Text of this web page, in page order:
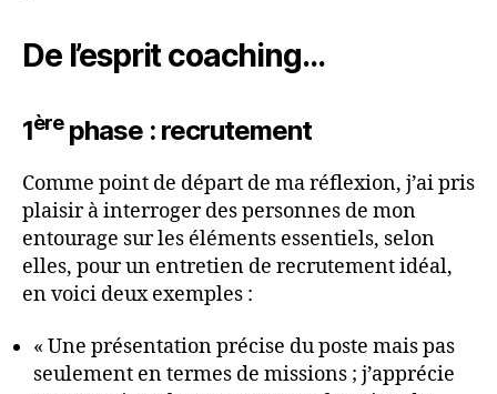
De l’esprit coaching…
1èrephase : recrutement
Comme point de départ de ma réflexion, j’ai pris
plaisir à interroger des personnes de mon
entourage sur les éléments essentiels, selon
elles, pour un entretien de recrutement idéal,
en voici deux exemples :
« Une présentation précise du poste mais pas
seulement en termes de missions ; j’apprécie